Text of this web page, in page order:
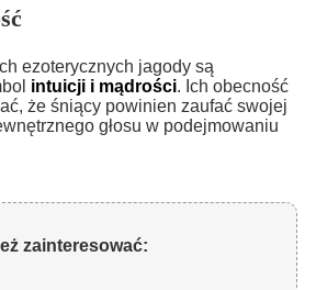
ezoterycznych jagody są
intuicji i mądrości. Ich obecność
że śniący powinien zaufać swojej
głosu w podejmowaniu
zainteresować: